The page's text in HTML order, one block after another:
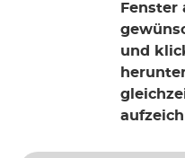
Fenster
und